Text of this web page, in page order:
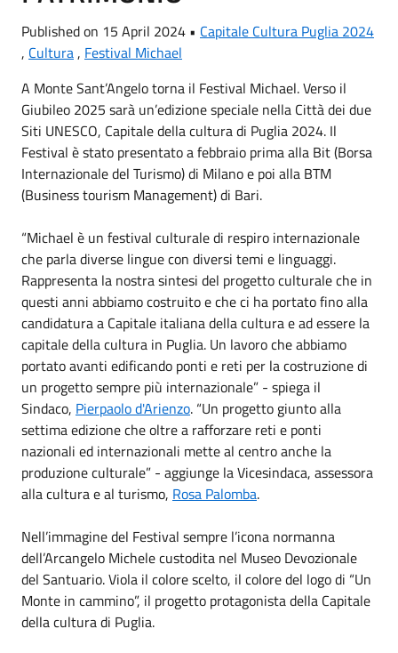
Published on 15 April 2024 • Capitale Cultura Puglia 2024
, Cultura, Festival Michael
A Monte Sant’Angelo torna il Festival Michael. Verso il
Giubileo 2025 sarà un’edizione speciale nella Città dei due
Siti UNESCO, Capitale della cultura di Puglia 2024. Il
Festival è stato presentato a febbraio prima alla Bit (Borsa
Internazionale del Turismo) di Milano e poi alla BTM
(Business tourism Management) di Bari.
“Michael è un festival culturale di respiro internazionale
che parla diverse lingue con diversi temi e linguaggi.
Rappresenta la nostra sintesi del progetto culturale che in
questi anni abbiamo costruito e che ci ha portato fino alla
candidatura a Capitale italiana della cultura e ad essere la
capitale della cultura in Puglia. Un lavoro che abbiamo
portato avanti edificando ponti e reti per la costruzione di
un progetto sempre più internazionale” - spiega il
Sindaco, Pierpaolo d'Arienzo. “Un progetto giunto alla
settima edizione che oltre a rafforzare reti e ponti
nazionali ed internazionali mette al centro anche la
produzione culturale” - aggiunge la Vicesindaca, assessora
alla cultura e al turismo, Rosa Palomba.
Nell’immagine del Festival sempre l’icona normanna
dell’Arcangelo Michele custodita nel Museo Devozionale
del Santuario. Viola il colore scelto, il colore del logo di “Un
Monte in cammino”, il progetto protagonista della Capitale
della cultura di Puglia.